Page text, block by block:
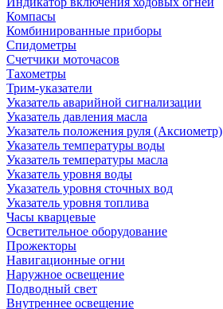
Компасы
Комбинированные приборы
Спидометры
Счетчики моточасов
Тахометры
Трим-указатели
Указатель аварийной сигнализации
Указатель давления масла
Указатель положения руля (Аксиометр)
Указатель температуры воды
Указатель температуры масла
Указатель уровня воды
Указатель уровня сточных вод
Указатель уровня топлива
Часы кварцевые
Осветительное оборудование
Прожекторы
Навигационные огни
Наружное освещение
Подводный свет
Внутреннее освещение